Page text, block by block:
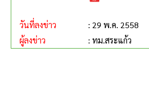
วันที่ลงข่าว
: 29 พ.ค. 2558
ผู้ลงข่าว
: ทม.สระแก้ว